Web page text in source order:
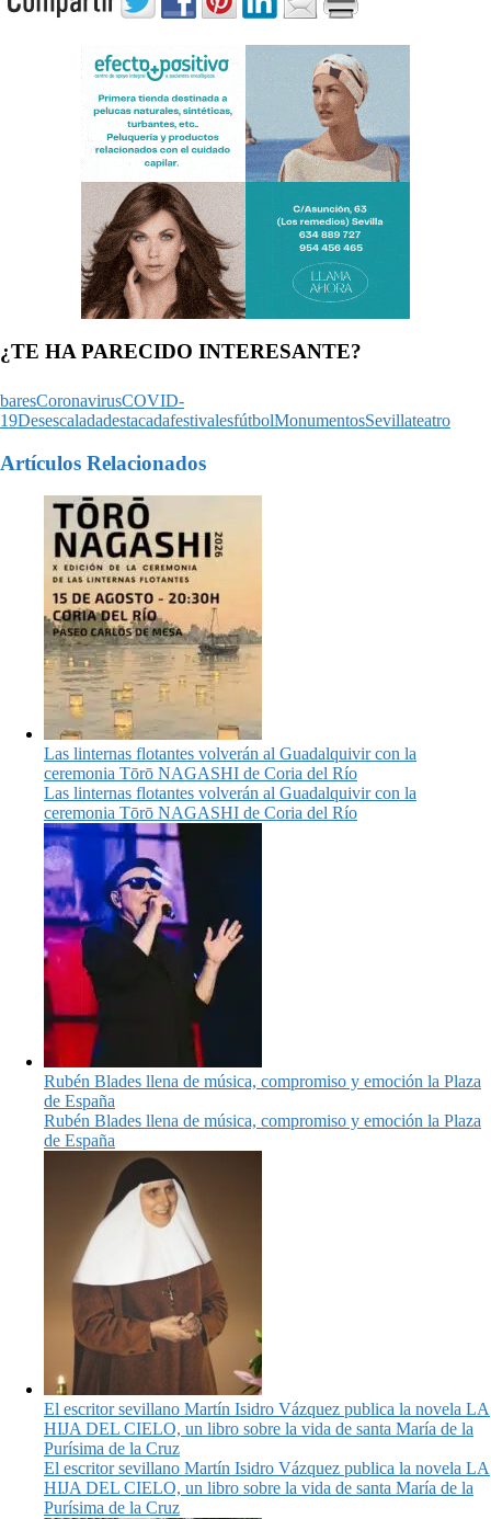
¿TE HA PARECIDO INTERESANTE?
baresCoronavirusCOVID-
19DesescaladadestacadafestivalesfútbolMonumentosSevillateatro
Artículos Relacionados
Las linternas flotantes volverán al Guadalquivir con la
ceremonia Tōrō NAGASHI de Coria del Río
Las linternas flotantes volverán al Guadalquivir con la
ceremonia Tōrō NAGASHI de Coria del Río
Rubén Blades llena de música, compromiso y emoción la Plaza
de España
Rubén Blades llena de música, compromiso y emoción la Plaza
de España
El escritor sevillano Martín Isidro Vázquez publica la novela LA
HIJA DEL CIELO, un libro sobre la vida de santa María de la
Purísima de la Cruz
El escritor sevillano Martín Isidro Vázquez publica la novela LA
HIJA DEL CIELO, un libro sobre la vida de santa María de la
Purísima de la Cruz